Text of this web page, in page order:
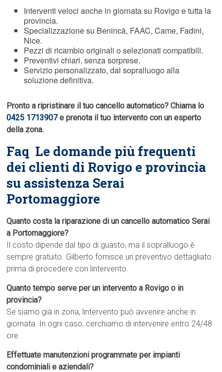
Interventi veloci anche in giornata su Rovigo e tutta la
provincia.
Specializzazione su Benincà, FAAC, Came, Fadini,
Nice.
Pezzi di ricambio originali o selezionati compatibili.
Preventivi chiari, senza sorprese.
Servizio personalizzato, dal sopralluogo alla
soluzione definitiva.
Pronto a ripristinare il tuo cancello automatico? Chiama lo
0425 1713907e prenota il tuo intervento con un esperto
della zona.
Faq  Le domande più frequenti
dei clienti di Rovigo e provincia
su assistenza Serai
Portomaggiore
Quanto costa la riparazione di un cancello automatico Serai
a Portomaggiore?
Il costo dipende dal tipo di guasto, ma il sopralluogo è
sempre gratuito. Gilberto fornisce un preventivo dettagliato
prima di procedere con lintervento.
Quanto tempo serve per un intervento a Rovigo o in
provincia?
Se siamo già in zona, lintervento può avvenire anche in
giornata. In ogni caso, cerchiamo di intervenire entro 24/48
ore.
Effettuate manutenzioni programmate per impianti
condominiali e aziendali?